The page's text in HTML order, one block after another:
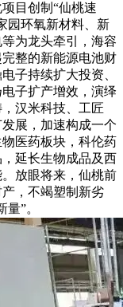
目创制“仙桃速
园环氧新材料、新
为龙头牵引，海容
整的新能源电池财
子持续扩大投资、
子扩产增效，演绎
汉米科技、工匠
展，加速构成一个
医药板块，科伦药
延长生物成品及西
放眼将来，仙桃前
，不竭塑制新劣
”。